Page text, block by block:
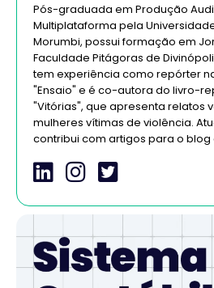
Pós-graduada em Produção
Multiplataforma pela
Morumbi, possui formação em
Faculdade Pitágoras de
tem experiência como repórter
"Ensaio" e é co-autora do livro-
"Vitórias", que apresenta relatos
mulheres vítimas de violência.
contribui com artigos para o blog